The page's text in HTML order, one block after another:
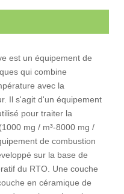
est un équipement de
qui combine
avec la
Il s'agit d'un équipement
pour traiter la
mg / m³-8000 mg /
de combustion
sur la base de
du RTO. Une couche
en céramique de